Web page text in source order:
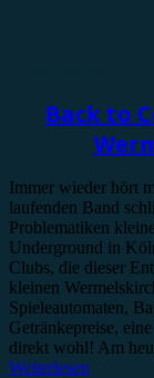
Back to
Immer wieder hört
laufenden Band
Problematiken
Underground in
Clubs, die dieser
kleinen
Spieleautomaten,
Getränkepreise,
direkt wohl! Am
Weiterlesen